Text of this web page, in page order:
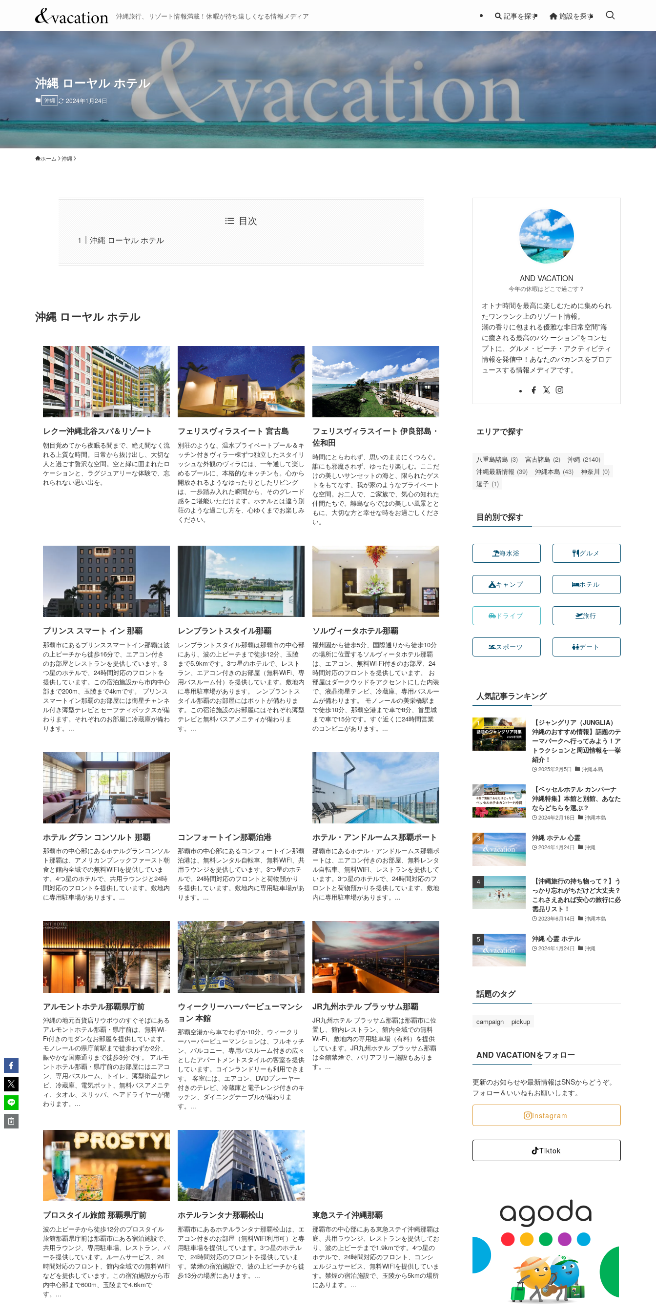
沖縄旅行、リゾート情報満載！休暇が待ち遠しくなる情報メディア 記事を探す 施設を探す
沖縄 ローヤル ホテル
沖縄 2024年1月24日
ホーム 沖縄
目次
沖縄 ローヤル ホテル
沖縄 ローヤル ホテル
レクー沖縄北谷スパ＆リゾート
朝目覚めてから夜眠る間まで、絶え間なく流
れる上質な時間。日常から抜け出し、大切な
人と過ごす贅沢な空間。空と緑に囲まれたロ
ケーションと、ラグジュアリーな体験で、忘
れられない思い出を。
フェリスヴィラスイート 宮古島
別荘のような、温水プライベートプール＆キ
ッチン付きヴィラ一棟ずつ独立したスタイリ
ッシュな外観のヴィラには、一年通して楽し
めるプールに、本格的なキッチンも。心から
開放されるようなゆったりとしたリビング
は、一歩踏み入れた瞬間から、そのグレード
感をご堪能いただけます。ホテルとは違う別
荘のような過ごし方を、心ゆくまでお楽しみ
ください。
フェリスヴィラスイート 伊良部島・
佐和田
時間にとらわれず、思いのままにくつろぐ。
誰にも邪魔されず、ゆったり楽しむ。ここだ
けの美しいサンセットの海と、限られたゲス
トをもてなす、我が家のようなプライベート
な空間。お二人で、ご家族で、気心の知れた
仲間たちで。離島ならではの美しい風景とと
もに、大切な方と幸せな時をお過ごしくださ
い。
プリンス スマート イン 那覇
那覇市にあるプリンススマートイン那覇は波
の上ビーチから徒歩16分で、エアコン付き
のお部屋とレストランを提供しています。3
つ星のホテルで、24時間対応のフロントを
提供しています。この宿泊施設から市内中心
部まで200m、玉陵まで4kmです。 プリンス
スマートイン那覇のお部屋には衛星チャンネ
ル付き薄型テレビとセーフティボックスが備
わります。それぞれのお部屋に冷蔵庫が備わ
ります。...
レンブラントスタイル那覇
レンブラントスタイル那覇は那覇市の中心部
にあり、波の上ビーチまで徒歩12分、玉陵
まで5.9kmです。3つ星のホテルで、レスト
ラン、エアコン付きのお部屋（無料WiFi、専
用バスルーム付）を提供しています。敷地内
に専用駐車場があります。 レンブラントス
タイル那覇のお部屋にはポットが備わりま
す。この宿泊施設のお部屋にはそれぞれ薄型
テレビと無料バスアメニティが備わりま
す。...
ソルヴィータホテル那覇
福州園から徒歩5分、国際通りから徒歩10分
の場所に位置するソルヴィータホテル那覇
は、エアコン、無料Wi-Fi付きのお部屋、24
時間対応のフロントを提供しています。 お
部屋はダークウッドをアクセントにした内装
で、液晶衛星テレビ、冷蔵庫、専用バスルー
ムが備わります。 モノレールの美栄橋駅ま
で徒歩10分、那覇空港まで車で8分、首里城
まで車で15分です。すぐ近くに24時間営業
のコンビニがあります。...
ホテル グラン コンソルト 那覇
那覇市の中心部にあるホテルグランコンソル
ト那覇は、アメリカンブレックファースト朝
食と館内全域での無料WiFiを提供していま
す。4つ星のホテルで、共用ラウンジと24時
間対応のフロントを提供しています。敷地内
に専用駐車場があります。...
コンフォートイン那覇泊港
那覇市の中心部にあるコンフォートイン那覇
泊港は、無料レンタル自転車、無料WiFi、共
用ラウンジを提供しています。3つ星のホテ
ルで、24時間対応のフロントと荷物預かり
を提供しています。敷地内に専用駐車場があ
ります。...
ホテル・アンドルームス那覇ポート
那覇市にあるホテル・アンドルームス那覇ポ
ートは、エアコン付きのお部屋、無料レンタ
ル自転車、無料WiFi、レストランを提供して
います。3つ星のホテルで、24時間対応のフ
ロントと荷物預かりを提供しています。敷地
内に専用駐車場があります。...
アルモントホテル那覇県庁前
沖縄の地元百貨店リウボウのすぐそばにある
アルモントホテル那覇・県庁前は、無料Wi-
Fi付きのモダンなお部屋を提供しています。
モノレールの県庁前駅まで徒歩わずか2分、
賑やかな国際通りまで徒歩3分です。 アルモ
ントホテル那覇・県庁前のお部屋にはエアコ
ン、専用バスルーム、トイレ、薄型衛星テレ
ビ、冷蔵庫、電気ポット、無料バスアメニテ
ィ、タオル、スリッパ、ヘアドライヤーが備
わります。...
ウィークリーハーバービューマンシ
ョン 本館
那覇空港から車でわずか10分、ウィークリ
ーハーバービューマンションは、フルキッチ
ン、バルコニー、専用バスルーム付きの広々
としたアパートメントスタイルの客室を提供
しています。コインランドリーも利用できま
す。 客室には、エアコン、DVDプレーヤー
付きのテレビ、冷蔵庫と電子レンジ付きのキ
ッチン、ダイニングテーブルが備わりま
す。...
JR九州ホテル ブラッサム那覇
JR九州ホテル ブラッサム那覇は那覇市に位
置し、館内レストラン、館内全域での無料
Wi-Fi、敷地内の専用駐車場（有料）を提供
しています。JR九州ホテル ブラッサム那覇
は全館禁煙で、バリアフリー施設もありま
す。...
プロスタイル旅館 那覇県庁前
波の上ビーチから徒歩12分のプロスタイル
旅館那覇県庁前は那覇市にある宿泊施設で、
共用ラウンジ、専用駐車場、レストラン、バ
ーを提供しています。ルームサービス、24
時間対応のフロント、館内全域での無料WiFi
などを提供しています。この宿泊施設から市
内中心部まで600m、玉陵まで4.6kmで
す。...
ホテルランタナ那覇松山
那覇市にあるホテルランタナ那覇松山は、エ
アコン付きのお部屋（無料WiFi利用可）と専
用駐車場を提供しています。3つ星のホテル
で、24時間対応のフロントを提供していま
す。禁煙の宿泊施設で、波の上ビーチから徒
歩13分の場所にあります。...
東急ステイ沖縄那覇
那覇市の中心部にある東急ステイ沖縄那覇は
庭、共用ラウンジ、レストランを提供してお
り、波の上ビーチまで1.9kmです。4つ星の
ホテルで、24時間対応のフロント、コンシ
ェルジュサービス、無料WiFiを提供していま
す。禁煙の宿泊施設で、玉陵から5kmの場所
にあります。...
AND VACATION
今年の休暇はどこで過ごす？
オトナ時間を最高に楽しむために集められ
たワンランク上のリゾート情報。
潮の香りに包まれる優雅な非日常空間”海
に癒される最高のバケーション”をコンセ
プトに、グルメ・ビーチ・アクティビティ
情報を発信中！あなたのバカンスをプロデ
ュースする情報メディアです。
エリアで探す
八重島諸島 (3) 宮古諸島 (2) 沖縄 (2140)
沖縄最新情報 (39) 沖縄本島 (43) 神奈川 (0)
逗子 (1)
目的別で探す
海水浴
キャンプ
ドライブ
スポーツ
グルメ
ホテル
旅行
デート
人気記事ランキング
【ジャングリア（JUNGLIA）
沖縄のおすすめ情報】話題のテ
ーマパークへ行ってみよう！ア
トラクションと周辺情報を一挙
紹介！
2025年2月5日 沖縄本島
【ベッセルホテル カンパーナ
沖縄特集】本館と別館、あなた
ならどちらを選ぶ？
2024年2月16日 沖縄本島
沖縄 ホテル 心霊
2024年1月24日 沖縄
【沖縄旅行の持ち物って？】う
っかり忘れがちだけど大丈夫？
これさえあれば安心の旅行に必
需品リスト！
2023年6月14日 沖縄本島
沖縄 心霊 ホテル
2024年1月24日 沖縄
話題のタグ
campaign pickup
AND VACATIONをフォロー
更新のお知らせや最新情報はSNSからどうぞ。
フォロー＆いいねもお願いします。
Instagram
Tiktok